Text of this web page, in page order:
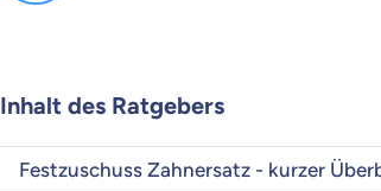
Inhalt des Ratgebers
Festzuschuss Zahnersatz - kurzer